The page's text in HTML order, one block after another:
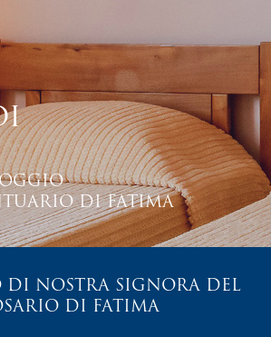
DI FATIMA
DI NOSTRA SIGNORA DEL
DI FATIMA